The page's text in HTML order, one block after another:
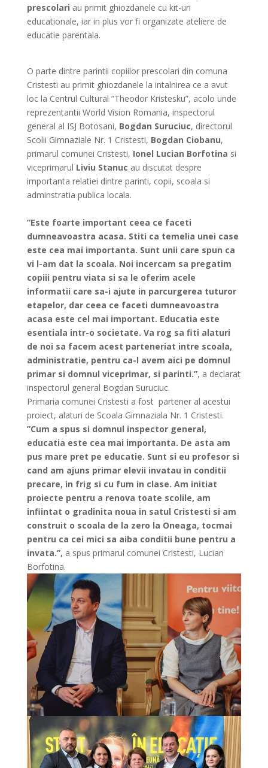
prescolari au primit ghiozdanele cu kit-uri
educationale, iar in plus vor fi organizate ateliere de
educatie parentala.
O parte dintre parintii copiilor prescolari din comuna
Cristesti au primit ghiozdanele la intalnirea ce a avut
loc la Centrul Cultural ”Theodor Kristesku”, acolo unde
reprezentantii World Vision Romania, inspectorul
general al ISJ Botosani, Bogdan Suruciuc, directorul
Scolii Gimnaziale Nr. 1 Cristesti, Bogdan Ciobanu,
primarul comunei Cristesti, Ionel Lucian Borfotina si
viceprimarul Liviu Stanuc au discutat despre
importanta relatiei dintre parinti, copii, scoala si
adminstratia publica locala.
”Este foarte important ceea ce faceti
dumneavoastra acasa. Stiti ca temelia unei case
este cea mai importanta. Sunt unii care spun ca
vi l-am dat la scoala. Noi incercam sa pregatim
copiii pentru viata si sa le oferim acele
informatii care sa-i ajute in parcurgerea tuturor
etapelor, dar ceea ce faceti dumneavoastra
acasa este cel mai important. Educatia este
esentiala intr-o societate. Va rog sa fiti alaturi
de noi sa facem acest parteneriat intre scoala,
administratie, pentru ca-l avem aici pe domnul
primar si domnul viceprimar, si parinti.”, a declarat
inspectorul general Bogdan Suruciuc.
Primaria comunei Cristesti a fost partener al acestui
proiect, alaturi de Scoala Gimnaziala Nr. 1 Cristesti.
”Cum a spus si domnul inspector general,
educatia este cea mai importanta. De asta am
pus mare pret pe educatie. Sunt si eu profesor si
cand am ajuns primar elevii invatau in conditii
precare, in frig si cu fum in clase. Am initiat
proiecte pentru a renova toate scolile, am
infiintat o gradinita noua in satul Cristesti si am
construit o scoala de la zero la Oneaga, tocmai
pentru ca cei mici sa aiba conditii bune pentru a
invata.”, a spus primarul comunei Cristesti, Lucian
Borfotina.